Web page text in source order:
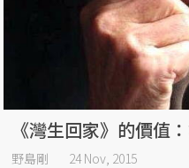
《灣生回家》的價值
野島剛 24 Nov, 2015